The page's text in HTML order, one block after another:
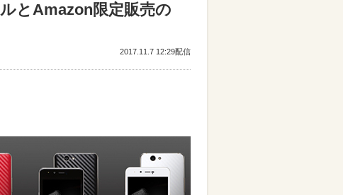
とAmazon限定販売の
2017.11.7 12:29配信